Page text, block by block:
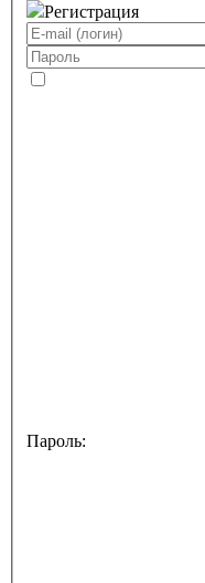
Регистрация
Пароль: